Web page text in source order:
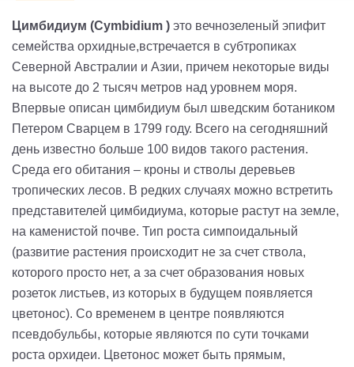
Цимбидиум (Cymbidium ) это вечнозеленый эпифит
семейства орхидные,встречается в субтропиках
Северной Австралии и Азии, причем некоторые виды
на высоте до 2 тысяч метров над уровнем моря.
Впервые описан цимбидиум был шведским ботаником
Петером Сварцем в 1799 году. Всего на сегодняшний
день известно больше 100 видов такого растения.
Среда его обитания – кроны и стволы деревьев
тропических лесов. В редких случаях можно встретить
представителей цимбидиума, которые растут на земле,
на каменистой почве. Тип роста симпоидальный
(развитие растения происходит не за счет ствола,
которого просто нет, а за счет образования новых
розеток листьев, из которых в будущем появляется
цветонос). Со временем в центре появляются
псевдобульбы, которые являются по сути точками
роста орхидеи. Цветонос может быть прямым,